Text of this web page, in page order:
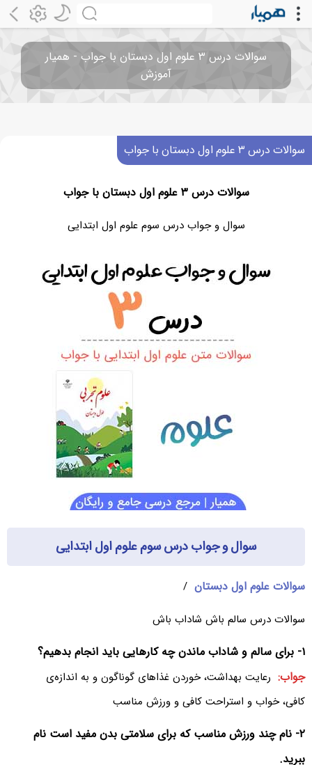
سوالات درس ۳ علوم اول دبستان با جواب - همیار
آموزش
سوالات درس ۳ علوم اول دبستان با جواب
سوالات درس ۳ علوم اول دبستان با جواب
سوال و جواب درس سوم علوم اول ابتدایی
سوال و جواب درس سوم علوم اول ابتدایی
سوالات علوم اول دبستان /
سوالات درس سالم باش شاداب باش
۱- برای سالم و شاداب ماندن چه کارهایی باید انجام بدهیم‌؟
جواب: رعایت بهداشت، خوردن غذا‌های گوناگون و به اندازه‌ی
کافی، خواب و استراحت کافی و ورزش مناسب
۲- نام چند ورزش مناسب که برای سلامتی بدن مفید است نام
ببرید‌.